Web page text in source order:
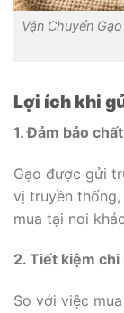
Vận Chuyển
Lợi ích khi
1. Đảm bảo
Gạo được gửi
vị truyền
mua tại nơi
2. Tiết kiệm chi
So với việc